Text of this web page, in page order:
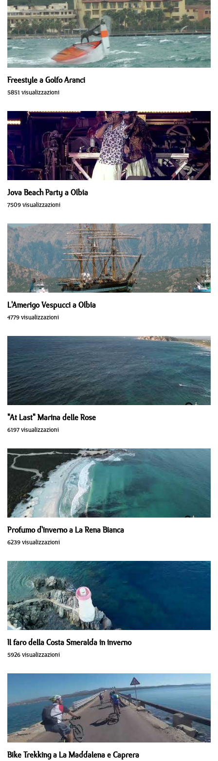
Freestyle a Golfo Aranci
5851 visualizzazioni
Jova Beach Party a Olbia
7509 visualizzazioni
L'Amerigo Vespucci a Olbia
4779 visualizzazioni
"At Last" Marina delle Rose
6197 visualizzazioni
Profumo d'inverno a La Rena Bianca
6239 visualizzazioni
Il faro della Costa Smeralda in inverno
5926 visualizzazioni
Bike Trekking a La Maddalena e Caprera